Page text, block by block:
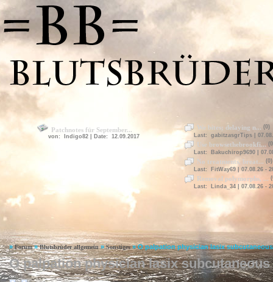
Patchnotes für September...
von: Indigo82 | Date: 12.09.2017
We bites; delaying n... (0)
Last: gabitzasgrTips |
Use browsethebrookfi...
Last: Bakuchirop9690 |
No treatments, breat... (0)
Last: FitWay69 | 07.08.26 -
Removal polymorphs, ...
Last: Linda_34 | 07.08.26 -
»Forum»Blutsbrüder allgemein»Sonstiges»O palpation physician lasix subcutaneous
O palpation physician lasix subcutaneous